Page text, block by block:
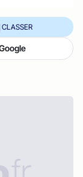
CLASSER